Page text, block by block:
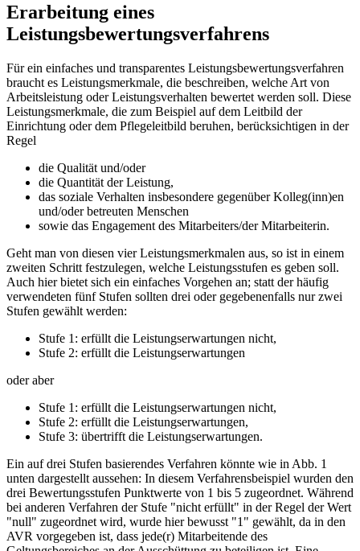
Erarbeitung eines
Leistungsbewertungsverfahrens
Für ein einfaches und transparentes Leistungsbewertungsverfahren
braucht es Leistungsmerkmale, die beschreiben, welche Art von
Arbeitsleistung oder Leistungsverhalten bewertet werden soll. Diese
Leistungsmerkmale, die zum Beispiel auf dem Leitbild der
Einrichtung oder dem Pflegeleitbild beruhen, berücksichtigen in der
Regel
die Qualität und/oder
die Quantität der Leistung,
das soziale Verhalten insbesondere gegenüber Kolleg(inn)en
und/oder betreuten Menschen
sowie das Engagement des Mitarbeiters/der Mitarbeiterin.
Geht man von diesen vier Leistungsmerkmalen aus, so ist in einem
zweiten Schritt festzulegen, welche Leistungsstufen es geben soll.
Auch hier bietet sich ein einfaches Vorgehen an; statt der häufig
verwendeten fünf Stufen sollten drei oder gegebenenfalls nur zwei
Stufen gewählt werden:
Stufe 1: erfüllt die Leistungserwartungen nicht,
Stufe 2: erfüllt die Leistungserwartungen
oder aber
Stufe 1: erfüllt die Leistungserwartungen nicht,
Stufe 2: erfüllt die Leistungserwartungen,
Stufe 3: übertrifft die Leistungserwartungen.
Ein auf drei Stufen basierendes Verfahren könnte wie in Abb. 1
unten dargestellt aussehen: In diesem Verfahrensbeispiel wurden den
drei Bewertungsstufen Punktwerte von 1 bis 5 zugeordnet. Während
bei anderen Verfahren der Stufe "nicht erfüllt" in der Regel der Wert
"null" zugeordnet wird, wurde hier bewusst "1" gewählt, da in den
AVR vorgegeben ist, dass jede(r) Mitarbeitende des